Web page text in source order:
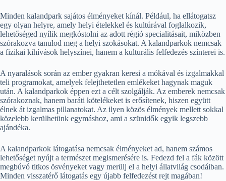
Minden kalandpark sajátos élményeket kínál. Például, ha ellátogatsz
egy olyan helyre, amely helyi ételekkel és kultúrával foglalkozik,
lehetőséged nyílik megkóstolni az adott régió specialitásait, miközben
szórakozva tanulod meg a helyi szokásokat. A kalandparkok nemcsak
a fizikai kihívások helyszínei, hanem a kulturális felfedezés színterei is.
A nyaralások során az ember gyakran keresi a mókával és izgalmakkal
teli programokat, amelyek felejthetetlen emlékeket hagynak maguk
után. A kalandparkok éppen ezt a célt szolgálják. Az emberek nemcsak
szórakoznak, hanem baráti kötelékeket is erősítenek, hiszen együtt
élnek át izgalmas pillanatokat. Az ilyen közös élmények mellett sokkal
közelebb kerülhetünk egymáshoz, ami a szünidők egyik legszebb
ajándéka.
A kalandparkok látogatása nemcsak élményeket ad, hanem számos
lehetőséget nyújt a természet megismerésére is. Fedezd fel a fák között
megbúvó titkos ösvényeket vagy merülj el a helyi állatvilág csodáiban.
Minden visszatérő látogatás egy újabb felfedezést rejt magában!